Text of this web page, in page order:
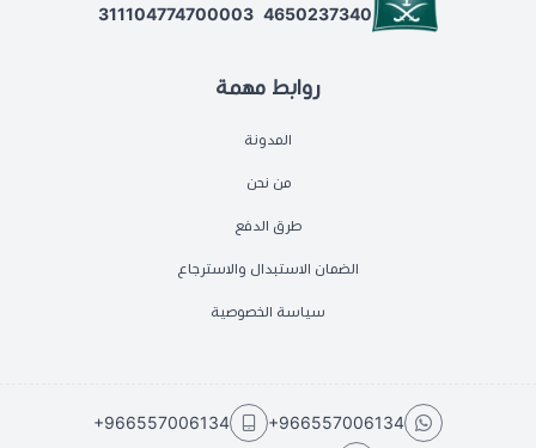
روابط مهمة
المدونة
من نحن
طرق الدفع
الضمان الاستبدال والاسترجاع
سياسة الخصوصية
4650237340
311104774700003
+966557006134
+966557006134